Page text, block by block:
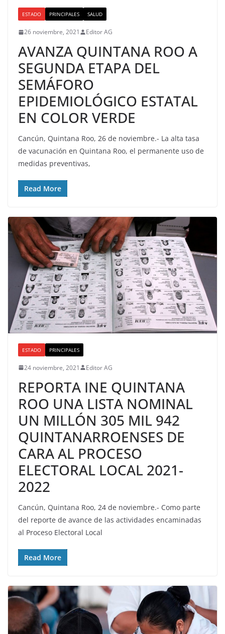
ESTADO PRINCIPALES SALUD
26 noviembre, 2021 Editor AG
AVANZA QUINTANA ROO A
SEGUNDA ETAPA DEL
SEMÁFORO
EPIDEMIOLÓGICO ESTATAL
EN COLOR VERDE
Cancún, Quintana Roo, 26 de noviembre.- La alta tasa
de vacunación en Quintana Roo, el permanente uso de
medidas preventivas,
Read More
ESTADO PRINCIPALES
24 noviembre, 2021 Editor AG
REPORTA INE QUINTANA
ROO UNA LISTA NOMINAL
UN MILLÓN 305 MIL 942
QUINTANARROENSES DE
CARA AL PROCESO
ELECTORAL LOCAL 2021-
2022
Cancún, Quintana Roo, 24 de noviembre.- Como parte
del reporte de avance de las actividades encaminadas
al Proceso Electoral Local
Read More